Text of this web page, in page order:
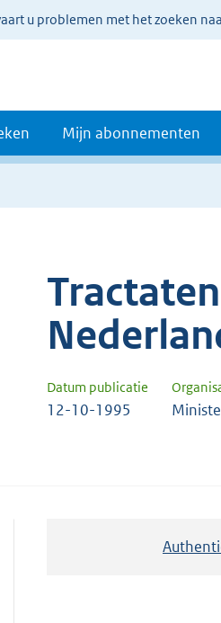
u problemen met het zoeken
Mijn abonnementen
Datum publicatie
12-10-1995